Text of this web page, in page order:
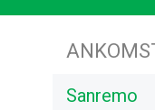
Sanremo